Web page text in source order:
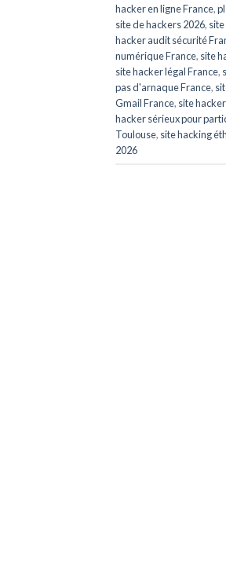
hacker en ligne France,
site de hackers 2026,
hacker audit sécurité
numérique France, site
site hacker légal France,
pas d'arnaque France,
Gmail France, site
hacker sérieux pour
Toulouse, site hacking
2026